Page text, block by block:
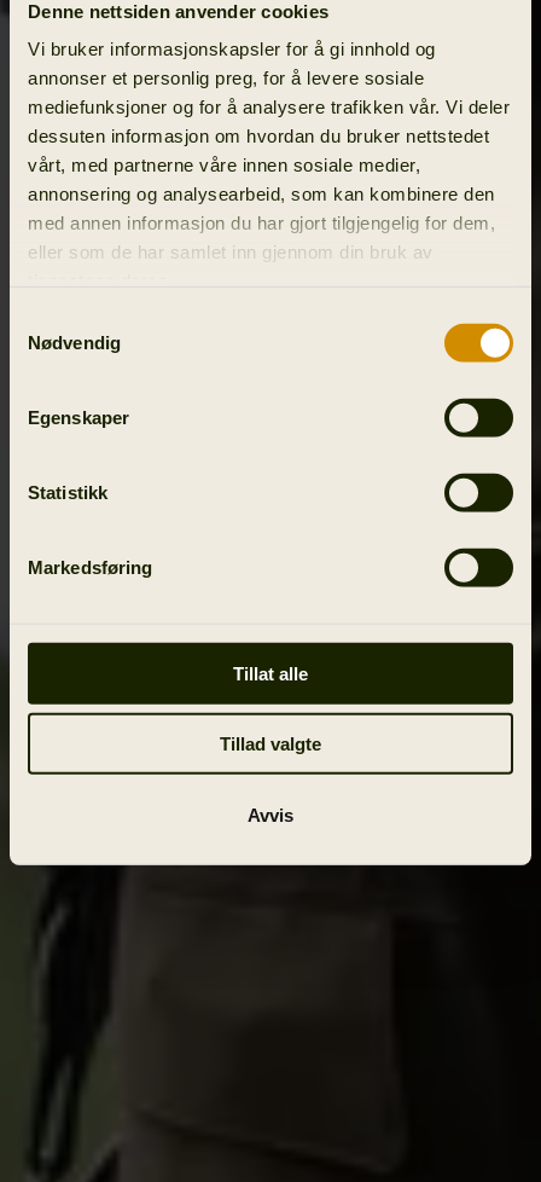
Denne nettsiden anvender cookies
Vi bruker informasjonskapsler for å gi innhold og
annonser et personlig preg, for å levere sosiale
mediefunksjoner og for å analysere trafikken vår. Vi deler
dessuten informasjon om hvordan du bruker nettstedet
vårt, med partnerne våre innen sosiale medier,
annonsering og analysearbeid, som kan kombinere den
med annen informasjon du har gjort tilgjengelig for dem,
eller som de har samlet inn gjennom din bruk av
Nødvendig
Egenskaper
Statistikk
Markedsføring
Tillat alle
Tillad valgte
Avvis